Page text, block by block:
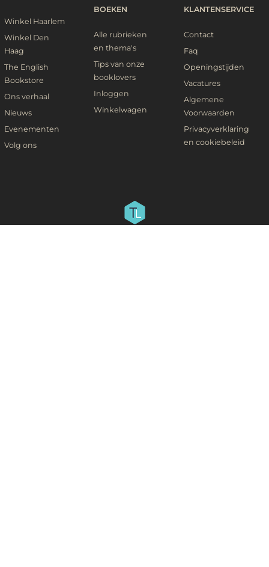
Winkel Haarlem
Winkel Den
Haag
The English
Bookstore
Ons verhaal
Nieuws
Evenementen
Volg ons
BOEKEN
Alle rubrieken
en thema's
Tips van onze
booklovers
Inloggen
Winkelwagen
KLANTENSERVICE
Contact
Faq
Openingstijden
Vacatures
Algemene
Voorwaarden
Privacyverklaring
en cookiebeleid